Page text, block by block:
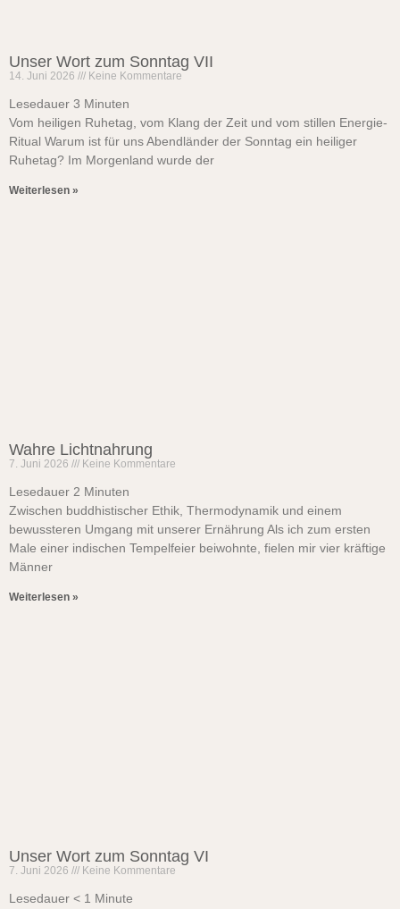
Unser Wort zum Sonntag VII
14. Juni 2026 Keine Kommentare
Lesedauer 3 Minuten
Vom heiligen Ruhetag, vom Klang der Zeit und vom stillen Energie-
Ritual Warum ist für uns Abendländer der Sonntag ein heiliger
Ruhetag? Im Morgenland wurde der
Weiterlesen »
Wahre Lichtnahrung
7. Juni 2026 Keine Kommentare
Lesedauer 2 Minuten
Zwischen buddhistischer Ethik, Thermodynamik und einem
bewussteren Umgang mit unserer Ernährung Als ich zum ersten
Male einer indischen Tempelfeier beiwohnte, fielen mir vier kräftige
Männer
Weiterlesen »
Unser Wort zum Sonntag VI
7. Juni 2026 Keine Kommentare
Lesedauer < 1 Minute